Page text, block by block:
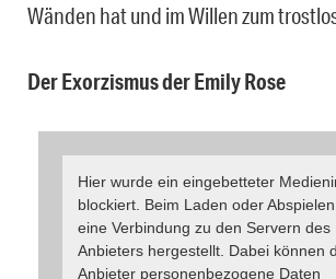
Wänden hat und im Willen zum
Der Exorzismus der Emily Rose
Hier wurde ein eingebetteter
blockiert. Beim Laden oder
eine Verbindung zu den Servern des
Anbieters hergestellt. Dabei können
Anbieter personenbezogene Daten